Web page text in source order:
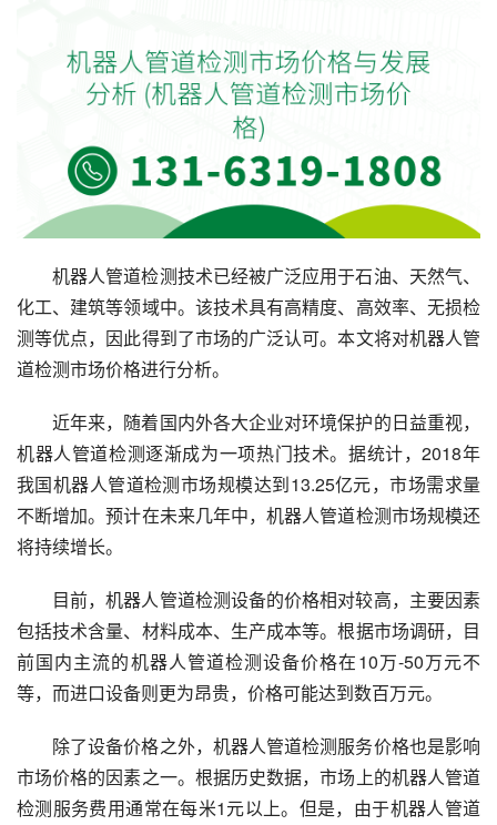
机器人管道检测技术已经被广泛应用于石油、天然气、
化工、建筑等领域中。该技术具有高精度、高效率、无损检
测等优点，因此得到了市场的广泛认可。本文将对机器人管
道检测市场价格进行分析。
近年来，随着国内外各大企业对环境保护的日益重视，
机器人管道检测逐渐成为一项热门技术。据统计，2018年
我国机器人管道检测市场规模达到13.25亿元，市场需求量
不断增加。预计在未来几年中，机器人管道检测市场规模还
将持续增长。
目前，机器人管道检测设备的价格相对较高，主要因素
包括技术含量、材料成本、生产成本等。根据市场调研，目
前国内主流的机器人管道检测设备价格在10万-50万元不
等，而进口设备则更为昂贵，价格可能达到数百万元。
除了设备价格之外，机器人管道检测服务价格也是影响
市场价格的因素之一。根据历史数据，市场上的机器人管道
检测服务费用通常在每米1元以上。但是，由于机器人管道